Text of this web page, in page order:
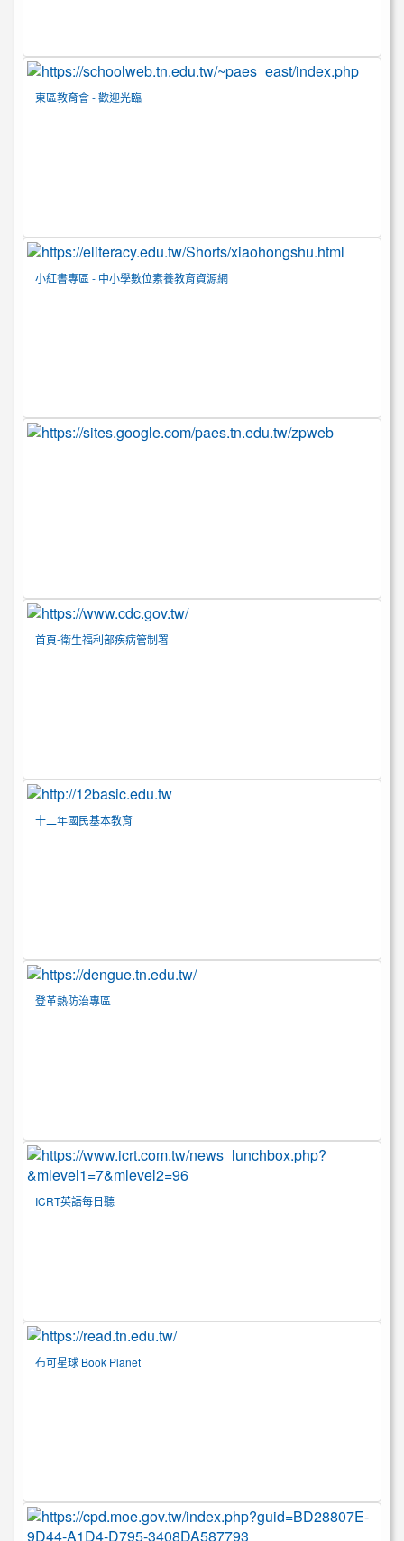
東區教育會 - 歡迎光臨
小紅書專區 - 中小學數位素養教育資源網
首頁-衛生福利部疾病管制署
十二年國民基本教育
登革熱防治專區
ICRT英語每日聽
布可星球 Book Planet